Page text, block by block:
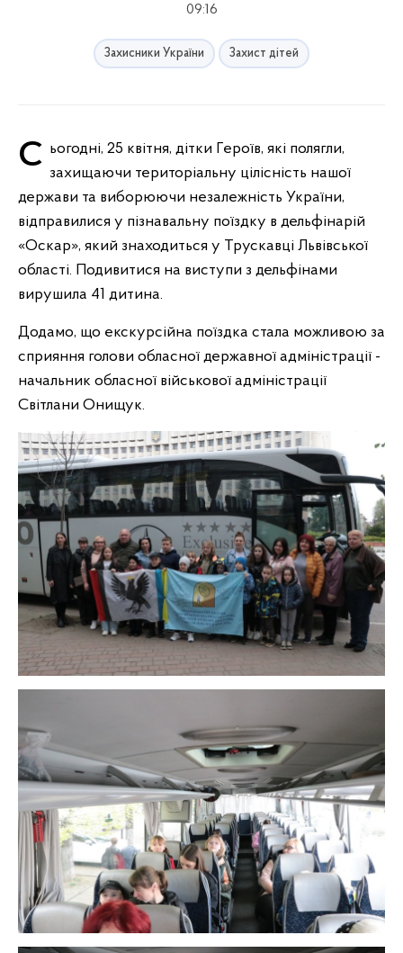
09:16
Захисники України Захист дітей
Сьогодні, 25 квітня, дітки Героїв, які полягли, захищаючи територіальну цілісність нашої
держави та виборюючи незалежність України,
відправилися у пізнавальну поїздку в дельфінарій
«Оскар», який знаходиться у Трускавці Львівської
області. Подивитися на виступи з дельфінами
вирушила 41 дитина.
Додамо, що екскурсійна поїздка стала можливою за
сприяння голови обласної державної адміністрації -
начальник обласної військової адміністрації
Світлани Онищук.